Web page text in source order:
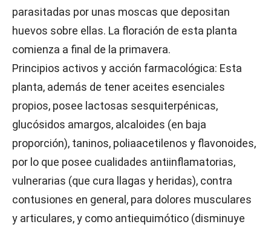
parasitadas por unas moscas que depositan
huevos sobre ellas. La floración de esta planta
comienza a final de la primavera.
Principios activos y acción farmacológica: Esta
planta, además de tener aceites esenciales
propios, posee lactosas sesquiterpénicas,
glucósidos amargos, alcaloides (en baja
proporción), taninos, poliaacetilenos y flavonoides,
por lo que posee cualidades antiinflamatorias,
vulnerarias (que cura llagas y heridas), contra
contusiones en general, para dolores musculares
y articulares, y como antiequimótico (disminuye